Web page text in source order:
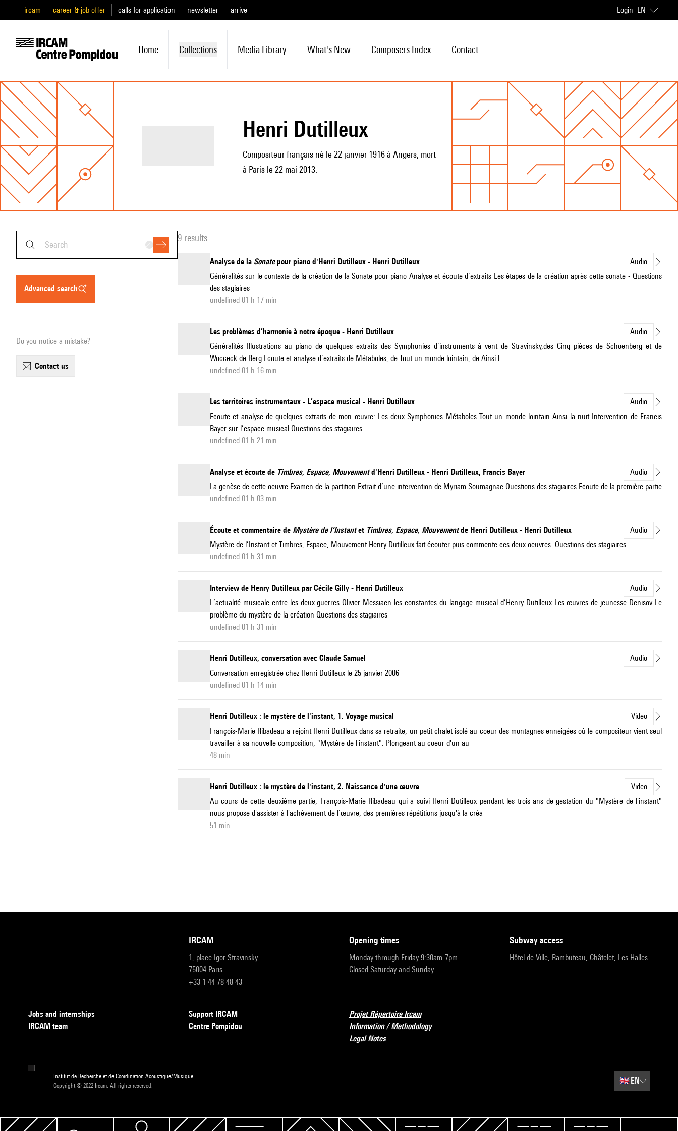
ircam career & job offer calls for application newsletter arrive Login EN
Home Collections Media Library What's New Composers Index Contact
Henri Dutilleux
Compositeur français né le 22 janvier 1916 à Angers, mort
à Paris le 22 mai 2013.
advanced search
Do you notice a mistake?
contact us
9 results
Analyse de la Sonatepour piano d'Henri Dutilleux - Henri Dutilleux
Audio
Généralités sur le contexte de la création de la Sonate pour piano Analyse et écoute d’extraits Les étapes de la création après cette sonate - Questions
des stagiaires
undefined 01 h 17 min
Les problèmes d’harmonie à notre époque - Henri Dutilleux
Audio
Généralités Illustrations au piano de quelques extraits des Symphonies d’instruments à vent de Stravinsky,des Cinq pièces de Schoenberg et de
Wocceck de Berg Ecoute et analyse d’extraits de Métaboles, de Tout un monde lointain, de Ainsi l
undefined 01 h 16 min
Les territoires instrumentaux - L’espace musical - Henri Dutilleux
Audio
Ecoute et analyse de quelques extraits de mon œuvre: Les deux Symphonies Métaboles Tout un monde lointain Ainsi la nuit Intervention de Francis
Bayer sur l’espace musical Questions des stagiaires
undefined 01 h 21 min
Analyse et écoute de Timbres, Espace, Mouvementd'Henri Dutilleux - Henri Dutilleux, Francis Bayer
Audio
La genèse de cette oeuvre Examen de la partition Extrait d’une intervention de Myriam Soumagnac Questions des stagiaires Ecoute de la première partie
undefined 01 h 03 min
Écoute et commentaire de Mystère de l’Instantet Timbres, Espace, Mouvementde Henri Dutilleux - Henri Dutilleux
Audio
Mystère de l’Instant et Timbres, Espace, Mouvement Henry Dutilleux fait écouter puis commente ces deux oeuvres. Questions des stagiaires.
undefined 01 h 31 min
Interview de Henry Dutilleux par Cécile Gilly - Henri Dutilleux
Audio
L’actualité musicale entre les deux guerres Olivier Messiaen les constantes du langage musical d’Henry Dutilleux Les œuvres de jeunesse Denisov Le
problème du mystère de la création Questions des stagiaires
undefined 01 h 31 min
Henri Dutilleux, conversation avec Claude Samuel
Audio
Conversation enregistrée chez Henri Dutilleux le 25 janvier 2006
undefined 01 h 14 min
Henri Dutilleux : le mystère de l'instant, 1. Voyage musical
Video
François-Marie Ribadeau a rejoint Henri Dutilleux dans sa retraite, un petit chalet isolé au coeur des montagnes enneigées où le compositeur vient seul
travailler à sa nouvelle composition, "Mystère de l'instant". Plongeant au coeur d'un au
48 min
Henri Dutilleux : le mystère de l'instant, 2. Naissance d'une œuvre
Video
Au cours de cette deuxième partie, François-Marie Ribadeau qui a suivi Henri Dutilleux pendant les trois ans de gestation du "Mystère de l'instant"
nous propose d'assister à l'achèvement de l’œuvre, des premières répétitions jusqu'à la créa
51 min
IRCAM
1, place Igor-Stravinsky
75004 Paris
+33 1 44 78 48 43
opening times
Monday through Friday 9:30am-7pm
Closed Saturday and Sunday
subway access
Hôtel de Ville, Rambuteau, Châtelet, Les Halles
Jobs and internships
IRCAM team
Support IRCAM
Centre Pompidou
Projet Répertoire Ircam
Information / Methodology
Legal Notes
Institut de Recherche et de Coordination Acoustique/Musique
Copyright © 2022 Ircam. All rights reserved.
🇬🇧EN